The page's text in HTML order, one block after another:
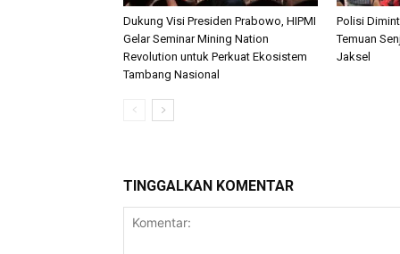
Dukung Visi Presiden Prabowo, HIPMI
Gelar Seminar Mining Nation
Revolution untuk Perkuat Ekosistem
Tambang Nasional
Polisi
Temuan
Jaksel
TINGGALKAN KOMENTAR